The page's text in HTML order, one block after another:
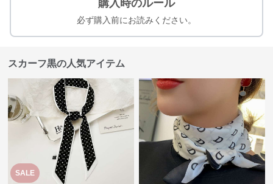
購入時のルール
必ず購入前にお読みください。
スカーフ黒の人気アイテム
SALE